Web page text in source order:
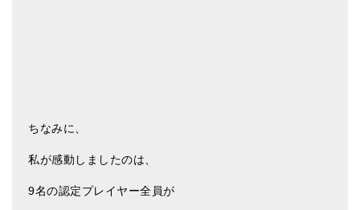
ちなみに、
私が感動しましたのは、
9名の認定プレイヤー全員が